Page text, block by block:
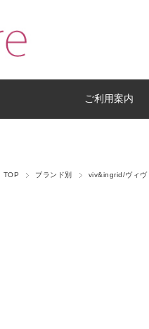
ご利用案内
TOP ブランド別 viv&ingrid/ヴィヴ